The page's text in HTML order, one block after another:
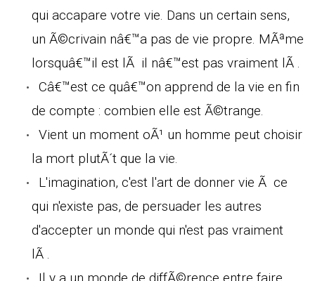
qui accapare votre vie. Dans un certain sens,
un Ã©crivain nâ€™a pas de vie propre. MÃªme
lorsquâ€™il est lÃ il nâ€™est pas vraiment lÃ .
Câ€™est ce quâ€™on apprend de la vie en fin
de compte : combien elle est Ã©trange.
Vient un moment oÃ¹ un homme peut choisir
la mort plutÃ´t que la vie.
L'imagination, c'est l'art de donner vie Ã ce
qui n'existe pas, de persuader les autres
d'accepter un monde qui n'est pas vraiment
lÃ .
Il y a un monde de diffÃ©rence entre faire